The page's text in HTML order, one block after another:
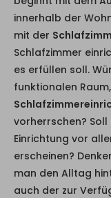
innerhalb der
mit der
Schlafzimmer
es erfüllen soll.
funktionalen
vorherrschen?
Einrichtung vor
erscheinen?
man den Alltag
auch der zur